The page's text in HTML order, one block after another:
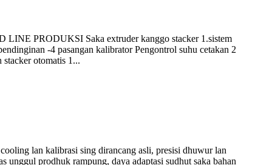
PRODUKSI Saka extruder kanggo stacker 1.sistem
-4 pasangan kalibrator Pengontrol suhu cetakan 2
otomatis 1...
lan kalibrasi sing dirancang asli, presisi dhuwur lan
prodhuk rampung, daya adaptasi sudhut saka bahan